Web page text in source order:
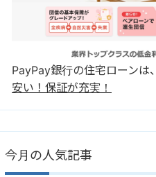
PayPay銀行の住宅ローンは、
安い！保証が充実！
今月の人気記事